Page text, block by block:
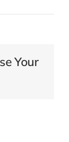
Your